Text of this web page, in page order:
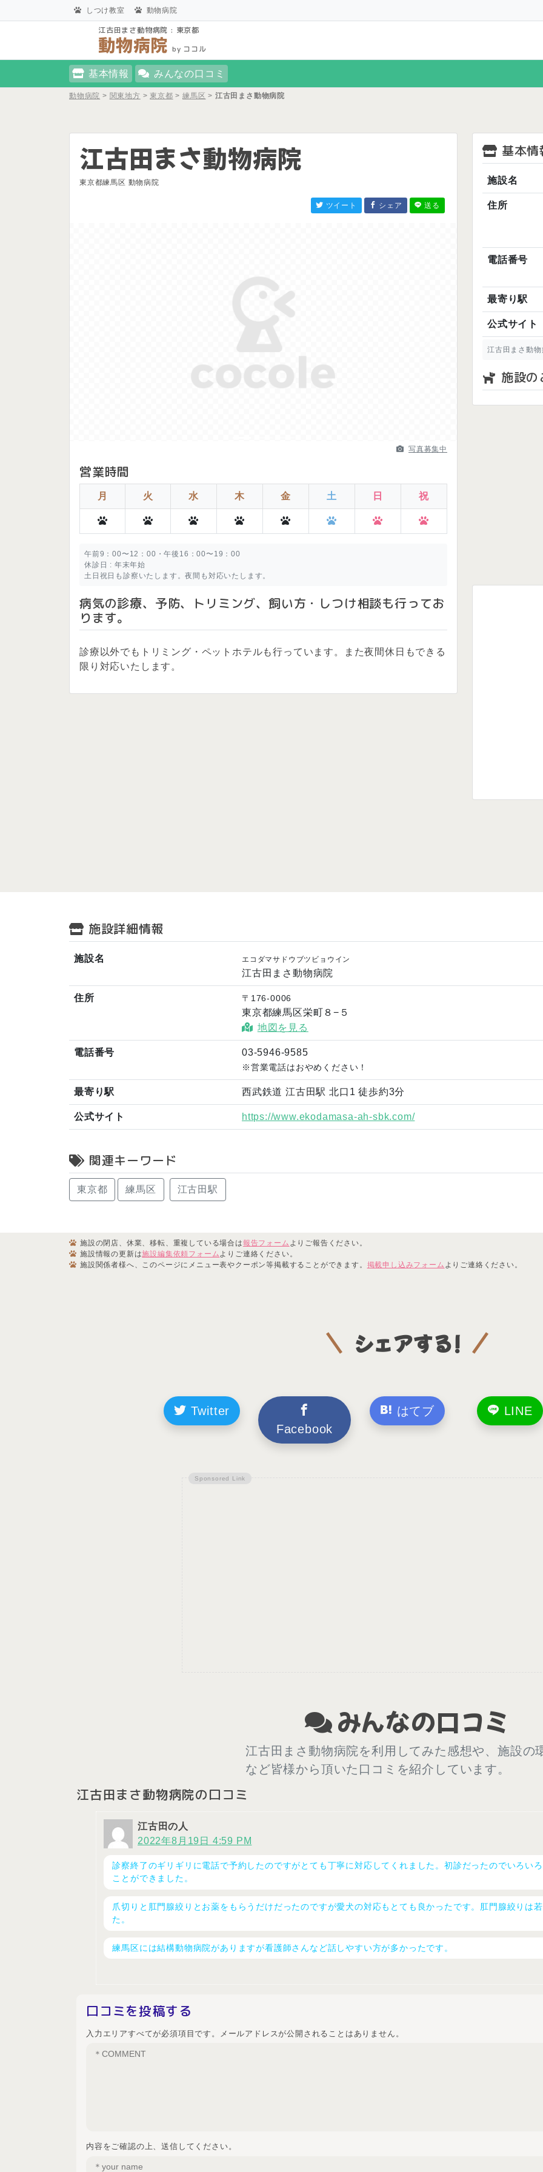
しつけ教室 動物病院
江古田まさ動物病院 : 東京都
動物病院 by ココル
基本情報 みんなの口コミ
動物病院 > 関東地方 > 東京都 >練馬区 > 江古田まさ動物病院
江古田まさ動物病院
東京都練馬区 動物病院
ツイート シェア 送る
写真募集中
営業時間
月 火 水 木 金 土 日 祝
午前9：00〜12：00・午後16：00〜19：00
休診日 : 年末年始
土日祝日も診察いたします。夜間も対応いたします。
病気の診療、予防、トリミング、飼い方・しつけ相談も行ってお
ります。
診療以外でもトリミング・ペットホテルも行っています。また夜間休日もできる
限り対応いたします。
基本情
施設名
住所
電話番号
最寄り駅
公式サイト
江古田まさ動
施設
施設詳細情報
施設名 エコダマサドウブツビョウイン
江古田まさ動物病院
住所 〒176-0006
東京都練馬区栄町８−５
地図を見る
電話番号 03-5946-9585
※営業電話はおやめください！
最寄り駅 西武鉄道 江古田駅 北口1 徒歩約3分
公式サイト https://www.ekodamasa-ah-sbk.com/
関連キーワード
東京都 練馬区 江古田駅
施設の閉店、休業、移転、重複している場合は報告フォーム よりご報告ください。
施設情報の更新は施設編集依頼フォームよりご連絡ください。
施設関係者様へ、このページにメニュー表やクーポン等掲載することができます。 掲載申し込みフォーム よりご連絡ください。
シェアする!
Twitter
Facebook
はてブ LINE
みんなの口コミ
江古田まさ動物病院を利用してみた感想や、施設の
など皆様から頂いた口コミを紹介しています。
江古田まさ動物病院の口コミ
江古田の人
2022年8月19日 4:59 PM
診察終了のギリギリに電話で予約したのですがとても丁寧に対応してくれました。初診だったのでいろい
ことができました。
爪切りと肛門腺絞りとお薬をもらうだけだったのですが愛犬の対応もとても良かったです。肛門腺絞りは
た。
練馬区には結構動物病院がありますが看護師さんなど話しやすい方が多かったです。
口コミを投稿する
入力エリアすべてが必須項目です。メールアドレスが公開されることはありません。
内容をご確認の上、送信してください。